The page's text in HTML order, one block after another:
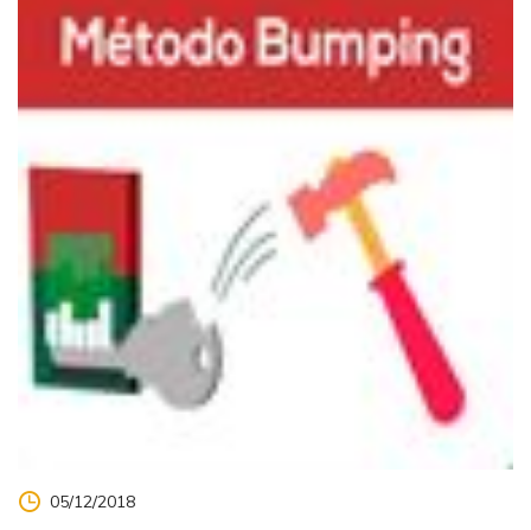
05/12/2018